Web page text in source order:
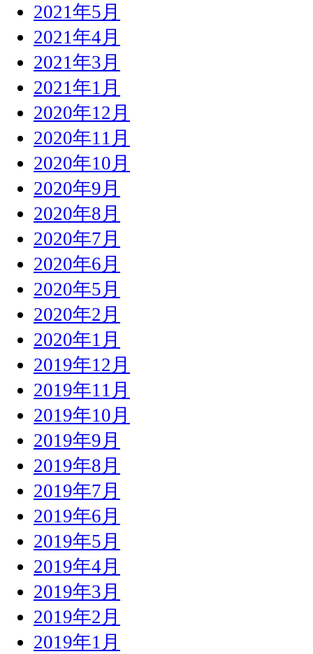
2021年5月
2021年4月
2021年3月
2021年1月
2020年12月
2020年11月
2020年10月
2020年9月
2020年8月
2020年7月
2020年6月
2020年5月
2020年2月
2020年1月
2019年12月
2019年11月
2019年10月
2019年9月
2019年8月
2019年7月
2019年6月
2019年5月
2019年4月
2019年3月
2019年2月
2019年1月